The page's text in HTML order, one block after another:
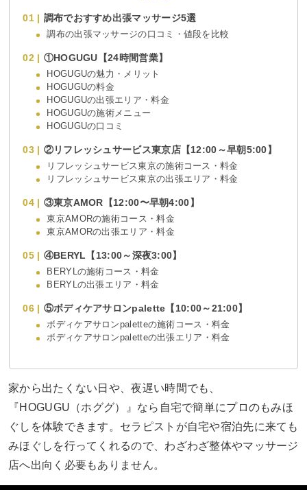
調布でおすすめ出張マッサージ5選
調布の出張マッサージの口コミ・値段を比較
①HOGUGU【24時間営業】
HOGUGUの魅力・メリット
HOGUGUの料金
HOGUGUの出張エリア・料金
HOGUGUの施術メニュー
HOGUGUの口コミ
②リフレッシュサービス東京店【12:00～早朝5:00】
リフレッシュサービス東京の施術コース・料金
リフレッシュサービス東京の出張エリア・料金
③東京AMOR【12:00〜早朝4:00】
東京AMORの施術コース・料金
東京AMORの出張エリア・料金
④BERYL【13:00～深夜3:00】
BERYLの施術コース・料金
BERYLの出張エリア・料金
⑤ボディケアサロンpalette【10:00～21:00】
ボディケアサロンpaletteの施術コース・料金
ボディケアサロンpaletteの出張エリア・料金
家から出たくない日や、夜遅い時間でも、
『HOGUGU（ホググ）』なら自宅で簡単にプロのもみほ
ぐしを体験できます。セラピストが自宅や宿泊先に来ても
みほぐしを行ってくれるので、わざわざ整体やマッサージ
店へ出向く必要もありません。